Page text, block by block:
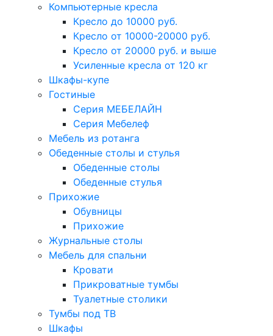
Компьютерные кресла
Кресло до 10000 руб.
Кресло от 10000-20000 руб.
Кресло от 20000 руб. и выше
Усиленные кресла от 120 кг
Шкафы-купе
Гостиные
Серия МЕБЕЛАЙН
Серия Мебелеф
Мебель из ротанга
Обеденные столы и стулья
Обеденные столы
Обеденные стулья
Прихожие
Обувницы
Прихожие
Журнальные столы
Мебель для спальни
Кровати
Прикроватные тумбы
Туалетные столики
Тумбы под ТВ
Шкафы